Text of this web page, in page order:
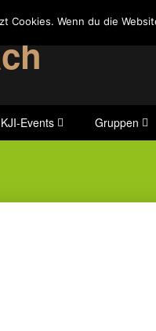
KJI-Events Gruppen
Cookies. Wenn du die